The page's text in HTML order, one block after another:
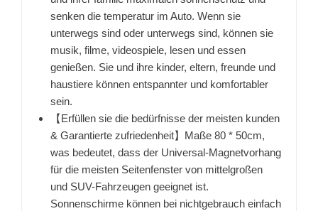
senken die temperatur im Auto. Wenn sie
unterwegs sind oder unterwegs sind, können sie
musik, filme, videospiele, lesen und essen
genießen. Sie und ihre kinder, eltern, freunde und
haustiere können entspannter und komfortabler
sein.
【Erfüllen sie die bedürfnisse der meisten kunden
& Garantierte zufriedenheit】Maße 80 * 50cm,
was bedeutet, dass der Universal-Magnetvorhang
für die meisten Seitenfenster von mittelgroßen
und SUV-Fahrzeugen geeignet ist.
Sonnenschirme können bei nichtgebrauch einfach